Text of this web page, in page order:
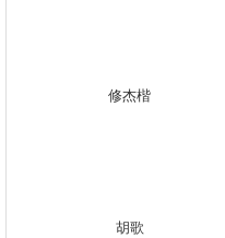
修杰楷
胡歌